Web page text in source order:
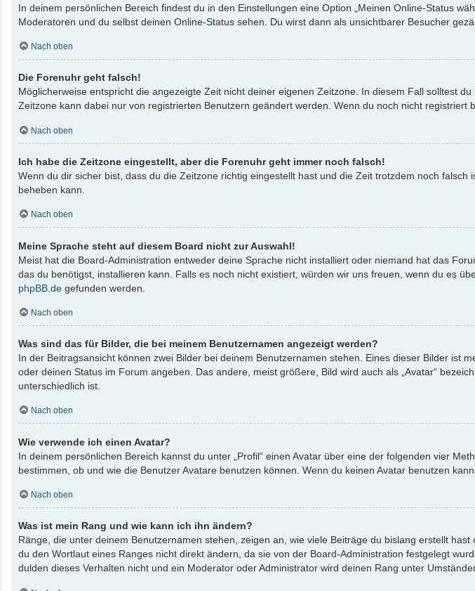
In deinem persönlichen Bereich findest du in den Einstellungen eine Option „Meinen Online-Status
Moderatoren und du selbst deinen Online-Status sehen. Du wirst dann als unsichtbarer Besucher
Nach oben
Die Forenuhr geht falsch!
Möglicherweise entspricht die angezeigte Zeit nicht deiner eigenen Zeitzone. In diesem Fall solltest
Zeitzone kann dabei nur von registrierten Benutzern geändert werden. Wenn du noch nicht registriert
Nach oben
Ich habe die Zeitzone eingestellt, aber die Forenuhr geht immer noch falsch!
Wenn du dir sicher bist, dass du die Zeitzone richtig eingestellt hast und die Zeit trotzdem noch
beheben kann.
Nach oben
Meine Sprache steht auf diesem Board nicht zur Auswahl!
Meist hat die Board-Administration entweder deine Sprache nicht installiert oder niemand hat das
das du benötigst, installieren kann. Falls es noch nicht existiert, würden wir uns freuen, wenn du es
phpBB.de gefunden werden.
Nach oben
Was sind das für Bilder, die bei meinem Benutzernamen angezeigt werden?
In der Beitragsansicht können zwei Bilder bei deinem Benutzernamen stehen. Eines dieser Bilder ist
oder deinen Status im Forum angeben. Das andere, meist größere, Bild wird auch als „Avatar“
unterschiedlich ist.
Nach oben
Wie verwende ich einen Avatar?
In deinem persönlichen Bereich kannst du unter „Profil“ einen Avatar über eine der folgenden vier
bestimmen, ob und wie die Benutzer Avatare benutzen können. Wenn du keinen Avatar benutzen
Nach oben
Was ist mein Rang und wie kann ich ihn ändern?
Ränge, die unter deinem Benutzernamen stehen, zeigen an, wie viele Beiträge du bislang erstellt
du den Wortlaut eines Ranges nicht direkt ändern, da sie von der Board-Administration festgelegt
dulden dieses Verhalten nicht und ein Moderator oder Administrator wird deinen Rang unter